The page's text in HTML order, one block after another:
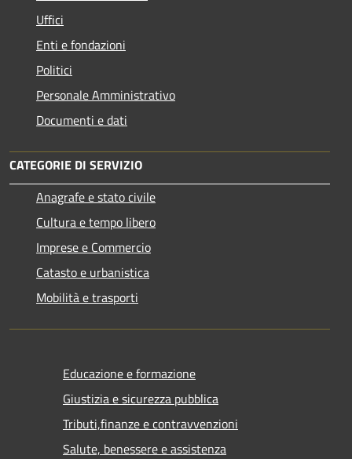
Uffici
Enti e fondazioni
Politici
Personale Amministrativo
Documenti e dati
CATEGORIE DI SERVIZIO
Anagrafe e stato civile
Cultura e tempo libero
Imprese e Commercio
Catasto e urbanistica
Mobilità e trasporti
Educazione e formazione
Giustizia e sicurezza pubblica
Tributi,finanze e contravvenzioni
Salute, benessere e assistenza